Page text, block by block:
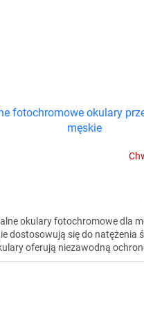
fotochromowe okulary
męskie
okulary fotochromowe dla
dostosowują się do natężenia
oferują niezawodną